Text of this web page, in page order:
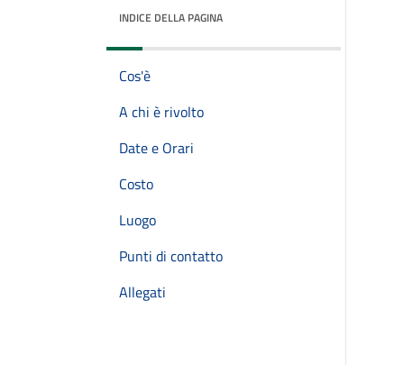
INDICE DELLA PAGINA
Cos'è
A chi è rivolto
Date e Orari
Costo
Luogo
Punti di contatto
Allegati